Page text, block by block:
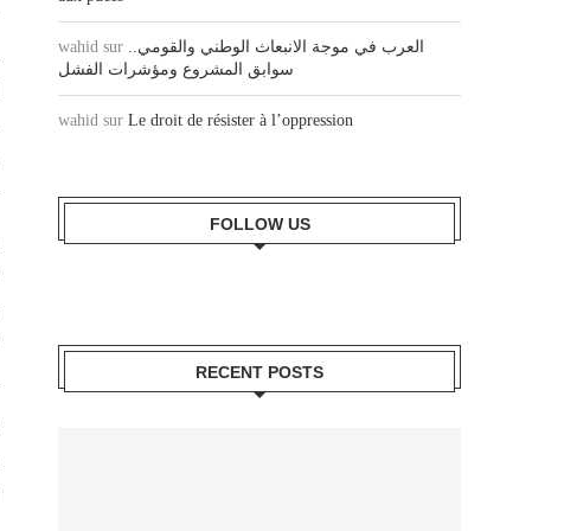
wahid sur العرب في موجة الانبعاث الوطني والقومي..
سوابق المشروع ومؤشرات الفشل
wahid sur Le droit de résister à l’oppression
FOLLOW US
RECENT POSTS